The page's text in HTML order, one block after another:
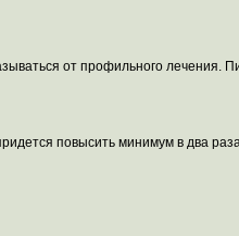
от профильного лечения.
повысить минимум в два